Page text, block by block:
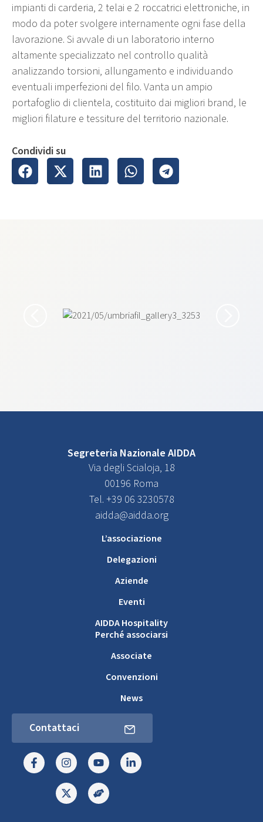
impianti di carderia, 2 telai e 2 roccatrici elettroniche, in
modo da poter svolgere internamente ogni fase della
lavorazione. Si avvale di un laboratorio interno
altamente specializzato nel controllo qualità
analizzando torsioni, allungamento e individuando
eventuali imperfezioni del filo. Vanta un ampio
portafoglio di clientela, costituito dai migliori brand, le
migliori filature e tessiture del territorio nazionale.
Condividi su
Segreteria Nazionale AIDDA
Via degli Scialoja, 18
00196 Roma
Tel. +39 06 3230578
aidda@aidda.org
L’associazione
Delegazioni
Aziende
Eventi
AIDDA Hospitality
Perché associarsi
Associate
Convenzioni
News
Contattaci